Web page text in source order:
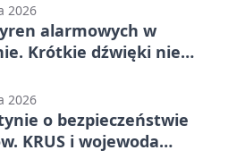
2026
alarmowych w
Krótkie dźwięki nie
2026
o bezpieczeństwie
KRUS i wojewoda